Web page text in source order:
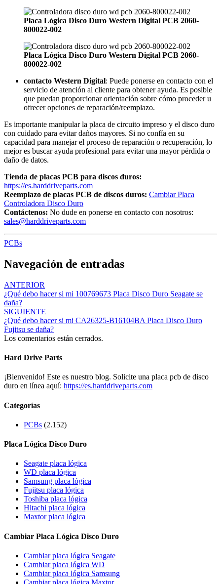
Placa Lógica Disco Duro Western Digital PCB 2060-
800022-002
Placa Lógica Disco Duro Western Digital PCB 2060-
800022-002
contacto Western Digital: Puede ponerse en contacto con el
servicio de atención al cliente para obtener ayuda. Es posible
que puedan proporcionar orientación sobre cómo proceder u
ofrecer opciones de reparación/reemplazo.
Es importante manipular la placa de circuito impreso y el disco duro
con cuidado para evitar daños mayores. Si no confía en su
capacidad para manejar el proceso de reparación o recuperación, lo
mejor es buscar ayuda profesional para evitar una mayor pérdida o
daño de datos.
Tienda de placas PCB para discos duros:
https://es.harddriveparts.com
Reemplazo de placas PCB de discos duros: Cambiar Placa
Controladora Disco Duro
Contáctenos: No dude en ponerse en contacto con nosotros:
sales@harddriveparts.com
PCBs
Navegación de entradas
ANTERIOR
¿Qué debo hacer si mi 100769673 Placa Disco Duro Seagate se
daña?
SIGUIENTE
¿Qué debo hacer si mi CA26325-B16104BA Placa Disco Duro
Fujitsu se daña?
Los comentarios están cerrados.
Hard Drive Parts
¡Bienvenido! Este es nuestro blog. Solicite una placa pcb de disco
duro en línea aquí: https://es.harddriveparts.com
Categorías
PCBs (2.152)
Placa Lógica Disco Duro
Seagate placa lógica
WD placa lógica
Samsung placa lógica
Fujitsu placa lógica
Toshiba placa lógica
Hitachi placa lógica
Maxtor placa lógica
Cambiar Placa Lógica Disco Duro
Cambiar placa lógica Seagate
Cambiar placa lógica WD
Cambiar placa lógica Samsung
Cambiar placa lógica Maxtor